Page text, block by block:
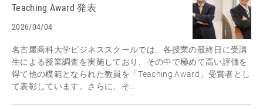
Teaching Award 発表
2026/04/04
名古屋商科大学ビジネススクールでは、各授業の最終日に受講
生による授業調査を実施しており、その中で極めて高い評価を
得て他の模範となられた教員を「Teaching Award」受賞者とし
て表彰しています。さらに、そ...